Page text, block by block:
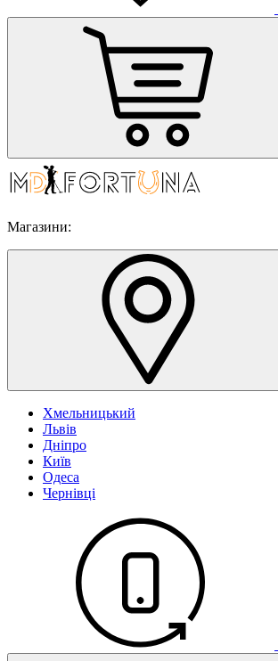
Магазини:
Хмельницький
Львів
Дніпро
Київ
Одеса
Чернівці